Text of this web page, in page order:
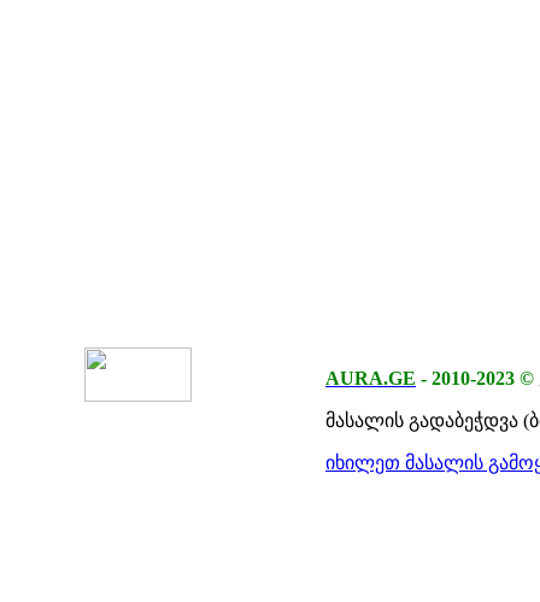
AURA.GE - 2010-2023 ©
მასალის გადაბეჭდვა
იხილეთ მასალის